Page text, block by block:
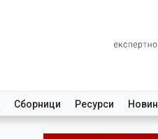
Сборници Ресурси